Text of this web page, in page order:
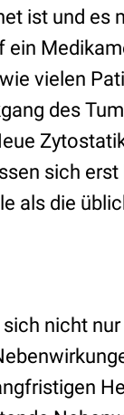
ist und es
ein
vielen
des
sich erst
als die
nicht